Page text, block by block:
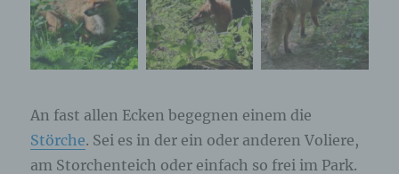
An fast allen Ecken begegnen einem die
Störche. Sei es in der ein oder anderen Voliere,
am Storchenteich oder einfach so frei im Park.